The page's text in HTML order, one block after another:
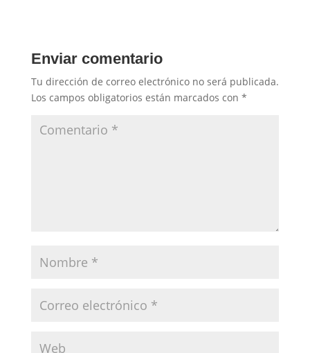
Enviar comentario
Tu dirección de correo electrónico no será publicada.
Los campos obligatorios están marcados con *